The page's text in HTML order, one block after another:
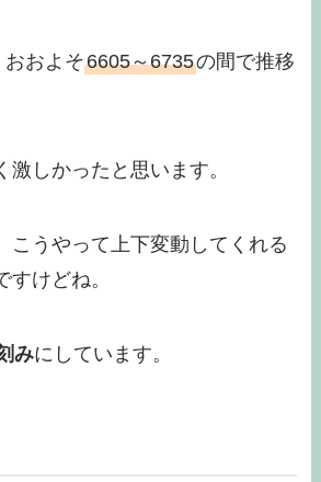
おおよそ6605～6735の間で推移
激しかったと思います。
こうやって上下変動してくれる
すけどね。
みにしています。